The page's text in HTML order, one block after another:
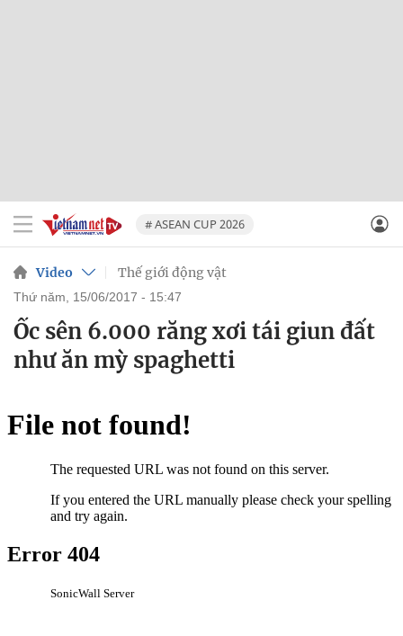
# ASEAN CUP 2026
Video Thế giới động vật
thứ năm, 15/06/2017 - 15:47
Ốc sên 6.000 răng xơi tái giun đất
như ăn mỳ spaghetti